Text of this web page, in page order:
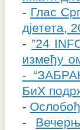
- Глас
дјетета,
- ”24
између
-
БиХ
-
-